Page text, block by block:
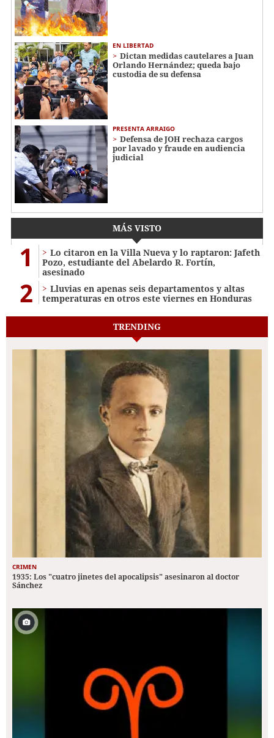
EN LIBERTAD
Dictan medidas cautelares a Juan
Orlando Hernández; queda bajo
custodia de su defensa
PRESENTA ARRAIGO
Defensa de JOH rechaza cargos
por lavado y fraude en audiencia
judicial
MÁS VISTO
1
Lo citaron en la Villa Nueva y lo raptaron: Jafeth
Pozo, estudiante del Abelardo R. Fortín,
asesinado
2
Lluvias en apenas seis departamentos y altas
temperaturas en otros este viernes en Honduras
TRENDING
CRIMEN
1935: Los "cuatro jinetes del apocalipsis" asesinaron al doctor
Sánchez